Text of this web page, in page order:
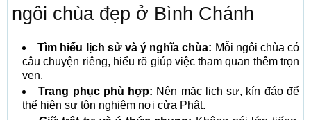
ngôi chùa đẹp ở Bình Chánh
Tìm hiểu lịch sử và ý nghĩa chùa: Mỗi ngôi chùa có
câu chuyện riêng, hiểu rõ giúp việc tham quan thêm trọn
vẹn.
Trang phục phù hợp: Nên mặc lịch sự, kín đáo để
thể hiện sự tôn nghiêm nơi cửa Phật.